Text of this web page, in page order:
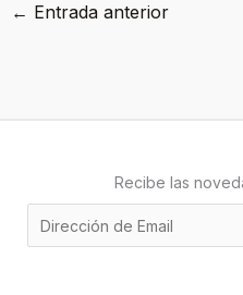
← Entrada anterior
Recibe las
m